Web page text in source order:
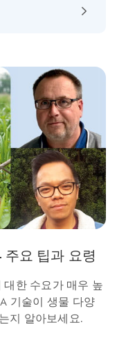
요 팁과 요령
한 수요가 매우 높
기술이 생물 다양
지 알아보세요.